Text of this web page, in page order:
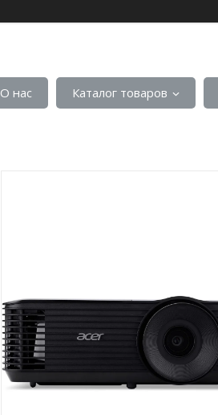
О нас Каталог товаров